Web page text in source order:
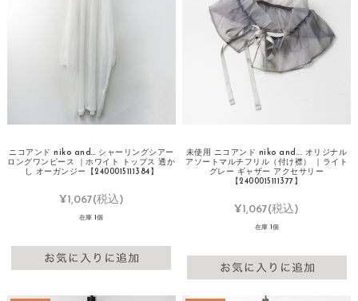
ニコアンド niko and… シャーリングシアー
ロングワンピース ｜ホワイト トップス 透か
し オーガンジー【2400015111384】
¥1,067(税込)
在庫 1個
未使用 ニコアンド niko and... オリジナル
アソートマルチフリル（付け襟） ｜ライト
グレー ギャザー アクセサリー
【2400015111377】
¥1,067(税込)
在庫 1個